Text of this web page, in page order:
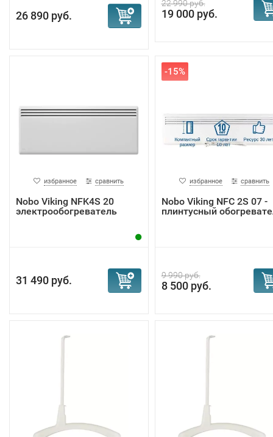
26 890 руб.
22 990 руб.
19 000 руб.
избранное сравнить
Nobo Viking NFK4S 20
электрообогреватель
31 490 руб.
-15%
избранное сравнить
Nobo Viking NFС 2S 07 -
плинтусный
9 990 руб.
8 500 руб.